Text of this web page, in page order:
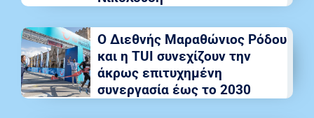
Ο Διεθνής Μαραθώνιος Ρόδου
και η TUI συνεχίζουν την
άκρως επιτυχημένη
συνεργασία έως το 2030